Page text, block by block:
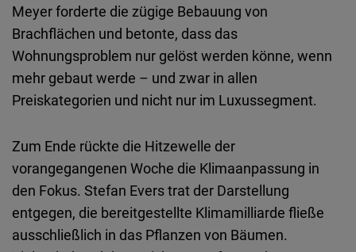
Meyer forderte die zügige Bebauung von
Brachflächen und betonte, dass das
Wohnungsproblem nur gelöst werden könne, wenn
mehr gebaut werde – und zwar in allen
Preiskategorien und nicht nur im Luxussegment.
Zum Ende rückte die Hitzewelle der
vorangegangenen Woche die Klimaanpassung in
den Fokus. Stefan Evers trat der Darstellung
entgegen, die bereitgestellte Klimamilliarde fließe
ausschließlich in das Pflanzen von Bäumen.